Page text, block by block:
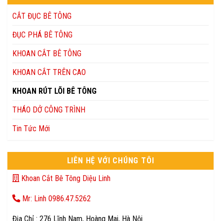
CẮT ĐỤC BÊ TÔNG
ĐỤC PHÁ BÊ TÔNG
KHOAN CẮT BÊ TÔNG
KHOAN CẮT TRÊN CAO
KHOAN RÚT LÕI BÊ TÔNG
THÁO DỞ CÔNG TRÌNH
Tin Tức Mới
LIÊN HỆ VỚI CHÚNG TÔI
Khoan Cắt Bê Tông Diệu Linh
Mr: Linh 0986.47.5262
Địa Chỉ : 276 Lĩnh Nam, Hoàng Mai, Hà Nội